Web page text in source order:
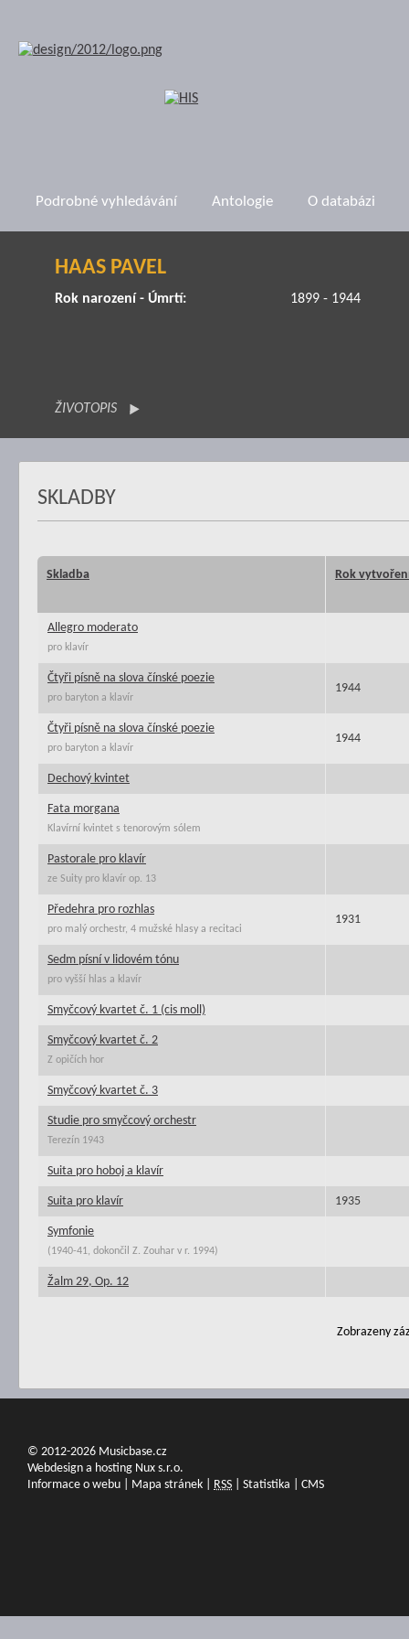
Podrobné vyhledávání Antologie O databázi
HAAS PAVEL
Rok narození - Úmrtí: 1899 - 1944
ŽIVOTOPIS
SKLADBY
Skladba Rok
Allegro moderato
pro klavír
Čtyři písně na slova čínské poezie
pro baryton a klavír
1944
Čtyři písně na slova čínské poezie
pro baryton a klavír
1944
Dechový kvintet
Fata morgana
Klavírní kvintet s tenorovým sólem
Pastorale pro klavír
ze Suity pro klavír op. 13
Předehra pro rozhlas
pro malý orchestr, 4 mužské hlasy a recitaci
1931
Sedm písní v lidovém tónu
pro vyšší hlas a klavír
Smyčcový kvartet č. 1 (cis moll)
Smyčcový kvartet č. 2
Z opičích hor
Smyčcový kvartet č. 3
Studie pro smyčcový orchestr
Terezín 1943
Suita pro hoboj a klavír
Suita pro klavír 1935
Symfonie
(1940-41, dokončil Z. Zouhar v r. 1994)
Žalm 29, Op. 12
Zobrazeny
© 2012-2026 Musicbase.cz
Webdesign a hosting Nux s.r.o.
Informace o webu
Mapa stránek RSS Statistika CMS